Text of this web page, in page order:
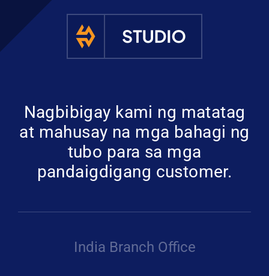
Nagbibigay kami ng matatag
at mahusay na mga bahagi ng
tubo para sa mga
pandaigdigang customer.
India Branch Office